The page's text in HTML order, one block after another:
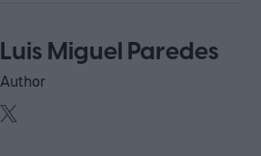
Luis Miguel Paredes
Author